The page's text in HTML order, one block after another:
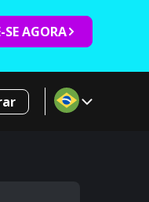
AGORA